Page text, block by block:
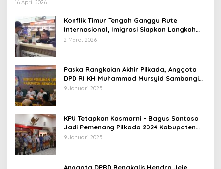
16 April 2026
Konflik Timur Tengah Ganggu Rute
Internasional, Imigrasi Siapkan Langkah
Antisipatif
2 Maret 2026
Paska Rangkaian Akhir Pilkada, Anggota
DPD RI KH Muhammad Mursyid Sambangi
KPU Bengkalis
9 Januari 2025
KPU Tetapkan Kasmarni – Bagus Santoso
Jadi Pemenang Pilkada 2024 Kabupaten
Bengkalis
9 Januari 2025
Anggota DPRD Bengkalis Hendra Jeje